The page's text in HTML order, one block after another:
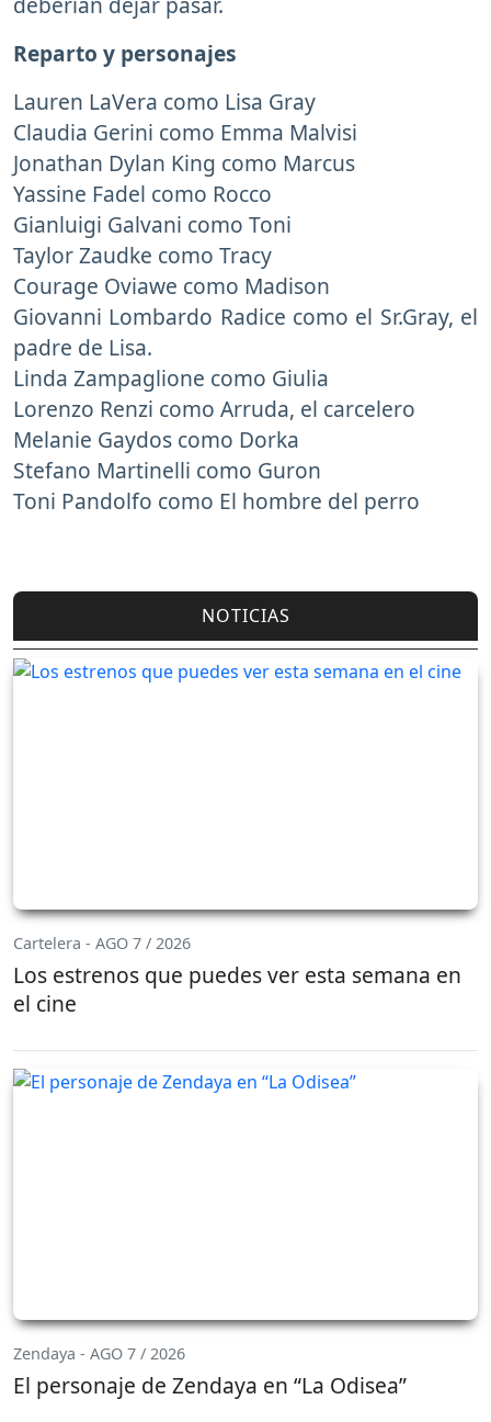
Reparto y personajes
Lauren LaVera como Lisa Gray
Claudia Gerini como Emma Malvisi
Jonathan Dylan King como Marcus
Yassine Fadel como Rocco
Gianluigi Galvani como Toni
Taylor Zaudke como Tracy
Courage Oviawe como Madison
Giovanni Lombardo Radice como el Sr.Gray, el
padre de Lisa.
Linda Zampaglione como Giulia
Lorenzo Renzi como Arruda, el carcelero
Melanie Gaydos como Dorka
Stefano Martinelli como Guron
Toni Pandolfo como El hombre del perro
NOTICIAS
Cartelera - AGO 7 / 2026
Los estrenos que puedes ver esta semana en
el cine
Zendaya - AGO 7 / 2026
El personaje de Zendaya en “La Odisea”